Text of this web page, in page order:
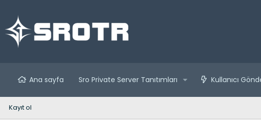
Ana sayfa Sro Private Server Tanıtımları Kullanıcı
Kayıt ol